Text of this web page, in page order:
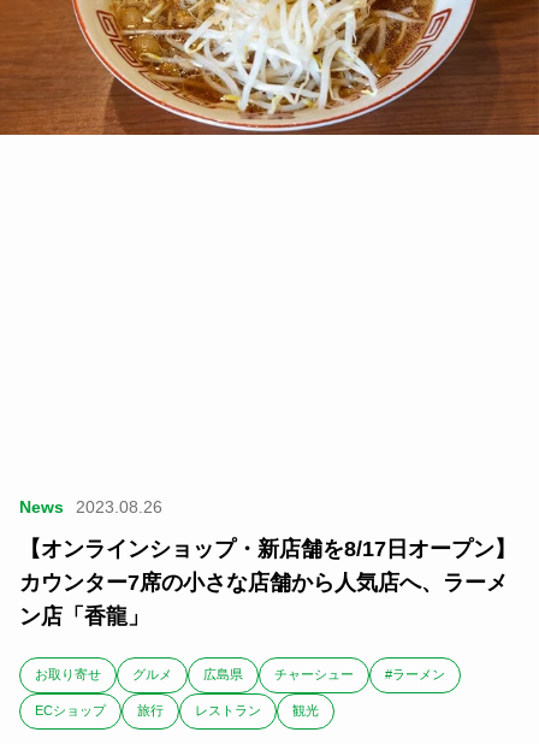
News 2023.08.26
【オンラインショップ・新店舗を8/17日オープン】
カウンター7席の小さな店舗から人気店へ、ラーメ
ン店「香龍」
お取り寄せ グルメ 広島県 チャーシュー #ラーメン
ECショップ 旅行 レストラン 観光